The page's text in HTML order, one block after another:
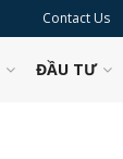
Contact Us
ĐẦU TƯ